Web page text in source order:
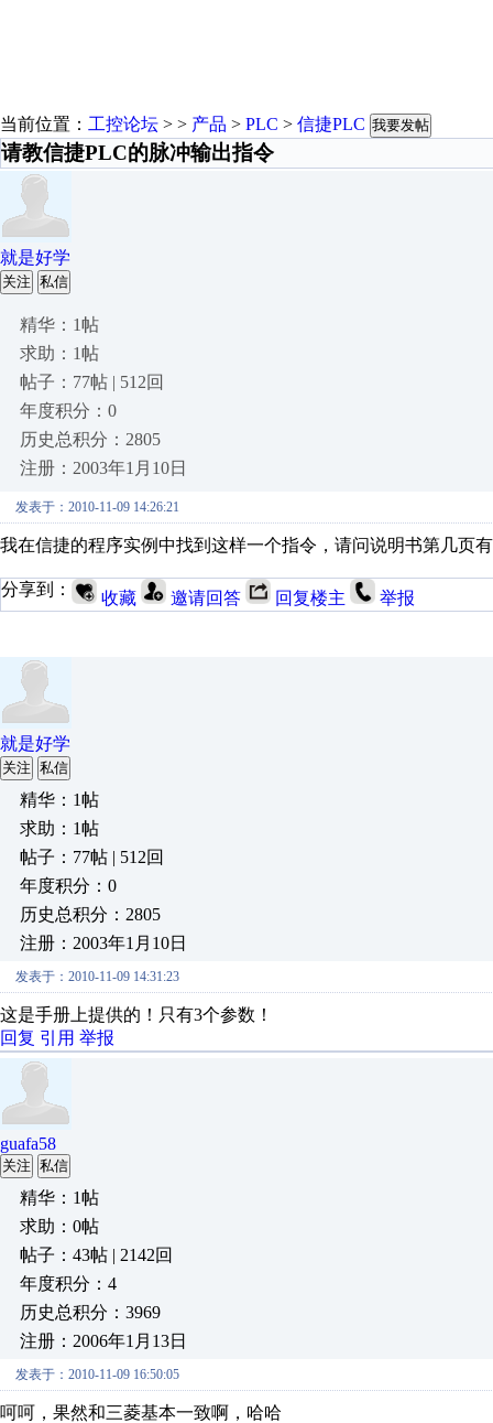
当前位置： 工控论坛 > > 产品 > PLC > 信捷PLC 我要发帖
请教信捷PLC的脉冲输出指令
就是好学
关注 私信
精华：1帖
求助：1帖
帖子：77帖 | 512回
年度积分：0
历史总积分：2805
注册：2003年1月10日
发表于：2010-11-09 14:26:21
我在信捷的程序实例中找到这样一个指令，请问说明书第几页
分享到： 收藏 邀请回答 回复楼主 举报
就是好学
关注 私信
精华：1帖
求助：1帖
帖子：77帖 | 512回
年度积分：0
历史总积分：2805
注册：2003年1月10日
发表于：2010-11-09 14:31:23
这是手册上提供的！只有3个参数！
回复 引用 举报
guafa58
关注 私信
精华：1帖
求助：0帖
帖子：43帖 | 2142回
年度积分：4
历史总积分：3969
注册：2006年1月13日
发表于：2010-11-09 16:50:05
呵呵，果然和三菱基本一致啊，哈哈